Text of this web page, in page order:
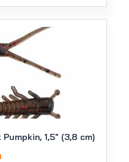
1,5″ (3,8 cm)